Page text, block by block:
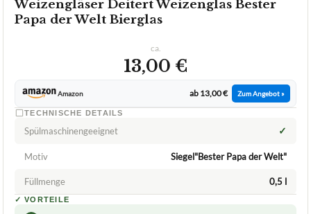
Weizengläser Deitert Weizenglas Bester
Papa der Welt Bierglas
ca.
13,00 €
Amazon ab 13,00 € Zum Angebot »
TECHNISCHE DETAILS
Spülmaschinengeeignet ✓
Motiv Siegel"Bester Papa der Welt"
Füllmenge 0,5 l
✓ VORTEILE